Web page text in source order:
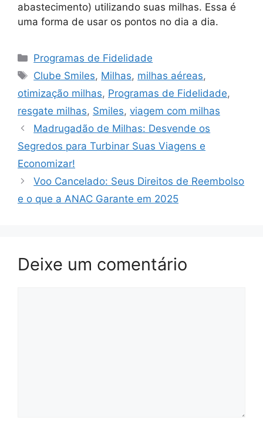
abastecimento) utilizando suas milhas. Essa é
uma forma de usar os pontos no dia a dia.
Categorias
Programas de Fidelidade
Tags
Clube Smiles, Milhas, milhas aéreas,
otimização milhas, Programas de Fidelidade,
resgate milhas, Smiles, viagem com milhas
Madrugadão de Milhas: Desvende os
Segredos para Turbinar Suas Viagens e
Economizar!
Voo Cancelado: Seus Direitos de Reembolso
e o que a ANAC Garante em 2025
Deixe um comentário